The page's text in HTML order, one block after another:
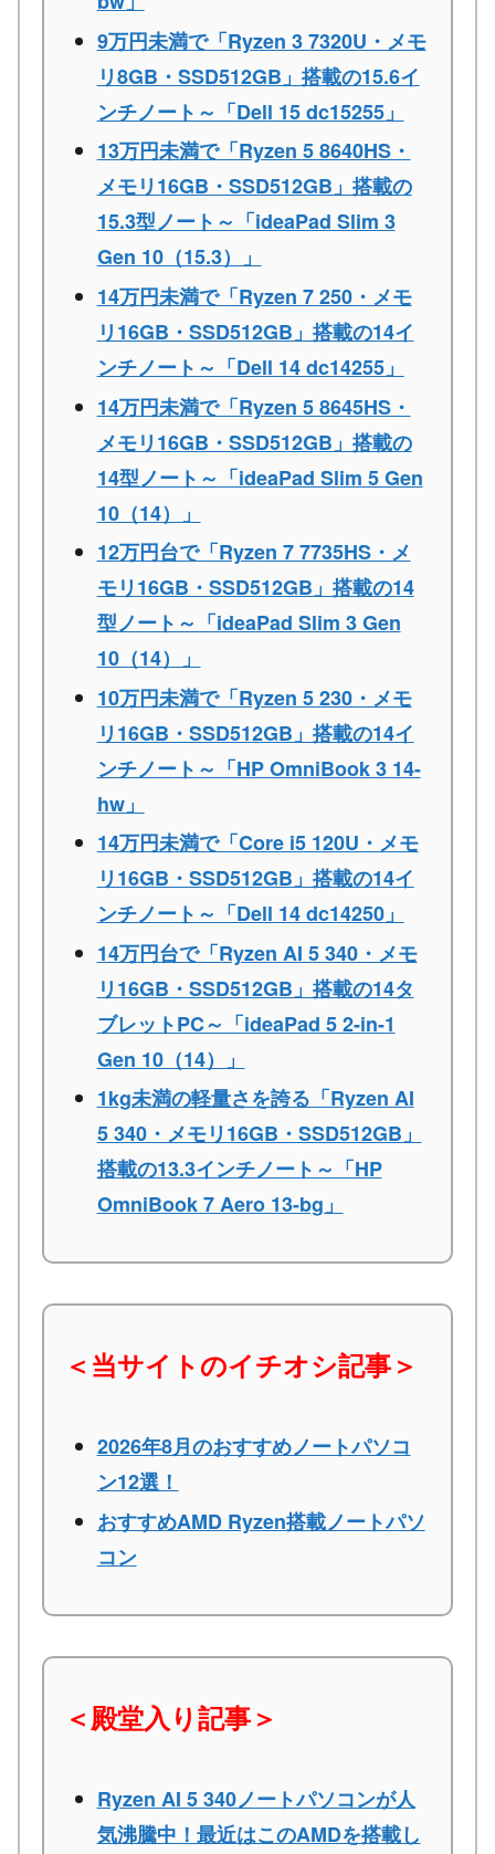
9万円未満で「Ryzen 3 7320U・メモ
リ8GB・SSD512GB」搭載の15.6イ
ンチノート～「Dell 15 dc15255」
13万円未満で「Ryzen 5 8640HS・
メモリ16GB・SSD512GB」搭載の
15.3型ノート～「ideaPad Slim 3
Gen 10（15.3）」
14万円未満で「Ryzen 7 250・メモ
リ16GB・SSD512GB」搭載の14イ
ンチノート～「Dell 14 dc14255」
14万円未満で「Ryzen 5 8645HS・
メモリ16GB・SSD512GB」搭載の
14型ノート～「ideaPad Slim 5 Gen
10（14）」
12万円台で「Ryzen 7 7735HS・メ
モリ16GB・SSD512GB」搭載の14
型ノート～「ideaPad Slim 3 Gen
10（14）」
10万円未満で「Ryzen 5 230・メモ
リ16GB・SSD512GB」搭載の14イ
ンチノート～「HP OmniBook 3 14-
hw」
14万円未満で「Core i5 120U・メモ
リ16GB・SSD512GB」搭載の14イ
ンチノート～「Dell 14 dc14250」
14万円台で「Ryzen AI 5 340・メモ
リ16GB・SSD512GB」搭載の14タ
ブレットPC～「ideaPad 5 2-in-1
Gen 10（14）」
1kg未満の軽量さを誇る「Ryzen AI
5 340・メモリ16GB・SSD512GB」
搭載の13.3インチノート～「HP
OmniBook 7 Aero 13-bg」
＜当サイトのイチオシ記事＞
2026年8月のおすすめノートパソコ
ン12選！
おすすめAMD Ryzen搭載ノートパソ
コン
＜殿堂入り記事＞
Ryzen AI 5 340ノートパソコンが人
気沸騰中！最近はこのAMDを搭載し